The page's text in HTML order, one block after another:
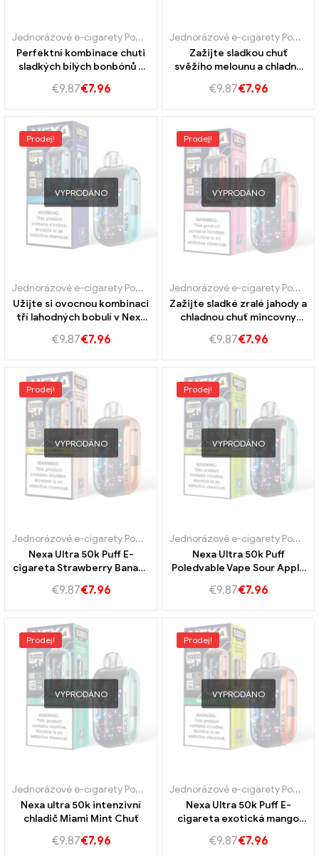
Jednorázové e-cigarety Portugalsko ,Jednorázové e-cigarety
Perfektní kombinace chuti
sladkých bílých bonbónů a
vape
€9.87€7.96
Jednorázové e-cigarety Portugalsko
Zažijte sladkou chuť
svěžího melounu a chladné
Vape.
€9.87€7.96
Prodej!
VYPRODÁNO
Jednorázové e-cigarety Portugalsko ,Jednorázové e-cigarety
Užijte si ovocnou kombinaci
tří lahodných bobulí v Nexa
€9.87€7.96
Prodej!
VYPRODÁNO
Jednorázové e-cigarety Portugalsko
Zažijte sladké zralé jahody a
chladnou chuť mincovny
€9.87€7.96
Prodej!
VYPRODÁNO
Jednorázové e-cigarety Portugalsko ,Jednorázové e-cigarety
Nexa Ultra 50k Puff E-
cigareta Strawberry Banana
Steam zážitek
€9.87€7.96
Prodej!
VYPRODÁNO
Jednorázové e-cigarety Portugalsko
Nexa Ultra 50k Puff
Poledvable Vape Sour Apple
dlouhým trvalým zážitkem z
€9.87€7.96
Prodej!
VYPRODÁNO
Jednorázové e-cigarety Portugalsko ,Jednorázové e-cigarety
Nexa ultra 50k intenzivní
chladič Miami Mint Chuť
€9.87€7.96
Prodej!
VYPRODÁNO
Jednorázové e-cigarety Portugalsko
Nexa Ultra 50k Puff E-
cigareta exotická mango
€9.87€7.96